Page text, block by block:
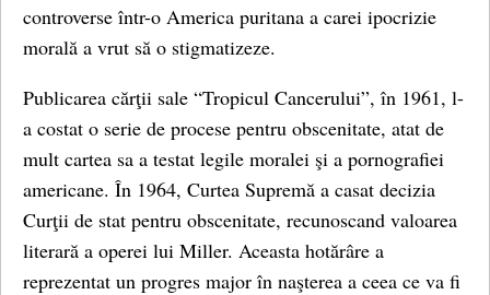
controverse într-o America puritana a carei ipocrizie
morală a vrut să o stigmatizeze.
Publicarea cărţii sale “Tropicul Cancerului”, în 1961, l-
a costat o serie de procese pentru obscenitate, atat de
mult cartea sa a testat legile moralei şi a pornografiei
americane. În 1964, Curtea Supremă a casat decizia
Curţii de stat pentru obscenitate, recunoscand valoarea
literară a operei lui Miller. Aceasta hotărâre a
reprezentat un progres major în naşterea a ceea ce va fi